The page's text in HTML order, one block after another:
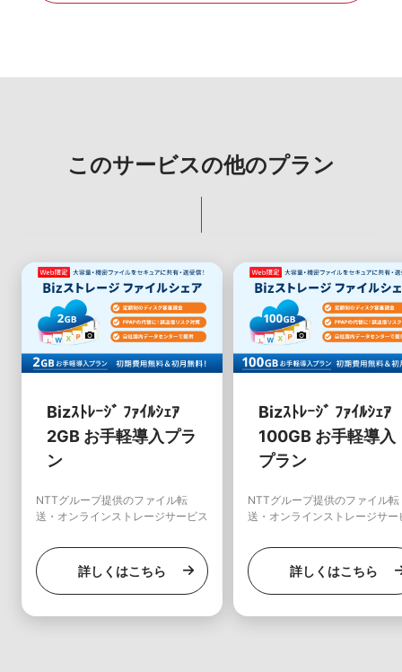
このサービスの他のプラン
Bizｽﾄﾚｰｼﾞ ﾌｧｲﾙｼｪｱ
2GB お手軽導入プラ
ン
NTTグループ提供のファイル転
送・オンラインストレージサービス
詳しくはこちら
Bizｽﾄﾚｰｼﾞ ﾌｧｲﾙｼｪｱ
100GB お手軽導入
プラン
NTTグループ提供のファイル転
送・オンラインストレージサー
詳しくはこちら